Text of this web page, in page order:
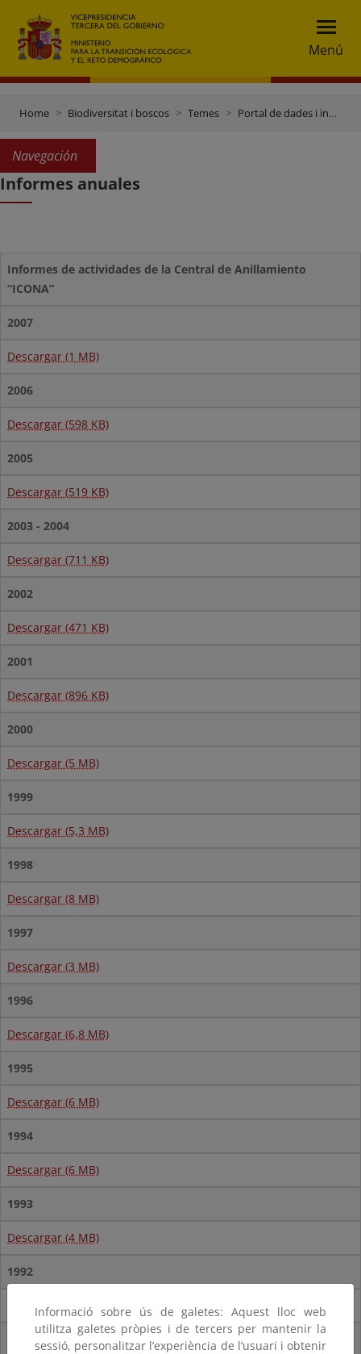
Menú
Home Biodiversitat i boscos Temes Portal de dades i inventaris
Navegación
Informes anuales
Informes de actividades de la Central de Anillamiento
“ICONA”
2007
Descargar (1 MB)
2006
Descargar (598 KB)
2005
Descargar (519 KB)
2003 - 2004
Descargar (711 KB)
2002
Descargar (471 KB)
2001
Descargar (896 KB)
2000
Descargar (5 MB)
1999
Descargar (5,3 MB)
1998
Descargar (8 MB)
1997
Descargar (3 MB)
1996
Descargar (6,8 MB)
1995
Descargar (6 MB)
1994
Descargar (6 MB)
1993
Descargar (4 MB)
1992
Descargar (4,6 MB)
Informació sobre ús de galetes: Aquest lloc web
utilitza galetes pròpies i de tercers per mantenir la
sessió, personalitzar l’experiència de l’usuari i obtenir